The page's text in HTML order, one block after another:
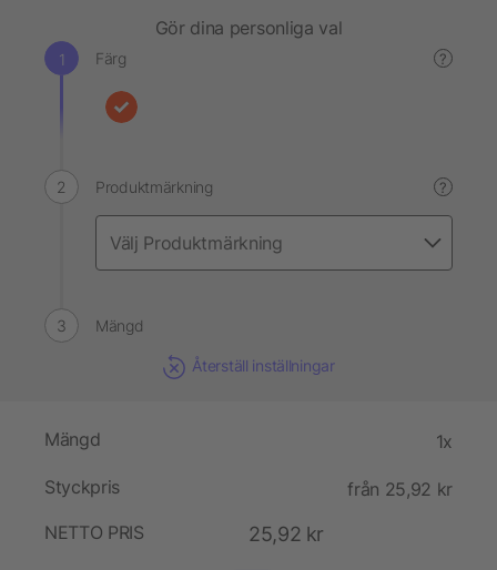
Gör dina personliga val
Färg ?
Produktmärkning ?
Mängd
Återställ inställningar
Mängd 1x
Styckpris
från 25,92 kr
NETTO PRIS
25,92 kr